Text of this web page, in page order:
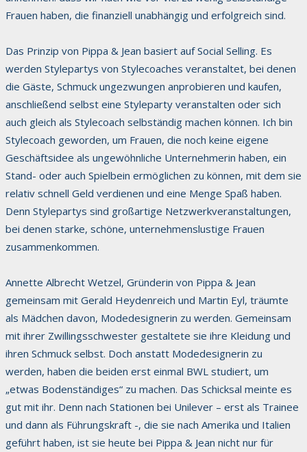
Frauen haben, die finanziell unabhängig und erfolgreich sind.
Das Prinzip von Pippa & Jean basiert auf Social Selling. Es
werden Stylepartys von Stylecoaches veranstaltet, bei denen
die Gäste, Schmuck ungezwungen anprobieren und kaufen,
anschließend selbst eine Styleparty veranstalten oder sich
auch gleich als Stylecoach selbständig machen können. Ich bin
Stylecoach geworden, um Frauen, die noch keine eigene
Geschäftsidee als ungewöhnliche Unternehmerin haben, ein
Stand- oder auch Spielbein ermöglichen zu können, mit dem sie
relativ schnell Geld verdienen und eine Menge Spaß haben.
Denn Stylepartys sind großartige Netzwerkveranstaltungen,
bei denen starke, schöne, unternehmenslustige Frauen
zusammenkommen.
Annette Albrecht Wetzel, Gründerin von Pippa & Jean
gemeinsam mit Gerald Heydenreich und Martin Eyl, träumte
als Mädchen davon, Modedesignerin zu werden. Gemeinsam
mit ihrer Zwillingsschwester gestaltete sie ihre Kleidung und
ihren Schmuck selbst. Doch anstatt Modedesignerin zu
werden, haben die beiden erst einmal BWL studiert, um
„etwas Bodenständiges“ zu machen. Das Schicksal meinte es
gut mit ihr. Denn nach Stationen bei Unilever – erst als Trainee
und dann als Führungskraft -, die sie nach Amerika und Italien
geführt haben, ist sie heute bei Pippa & Jean nicht nur für